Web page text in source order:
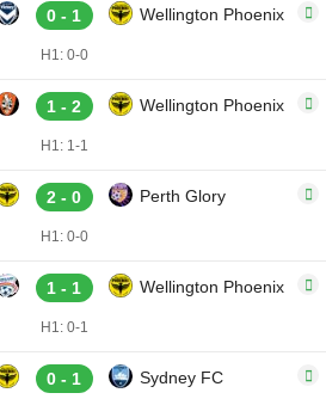
0 - 1 Wellington Phoenix
H1: 0-0
1 - 2 Wellington Phoenix
H1: 1-1
2 - 0 Perth Glory
H1: 0-0
1 - 1 Wellington Phoenix
H1: 0-1
0 - 1 Sydney FC